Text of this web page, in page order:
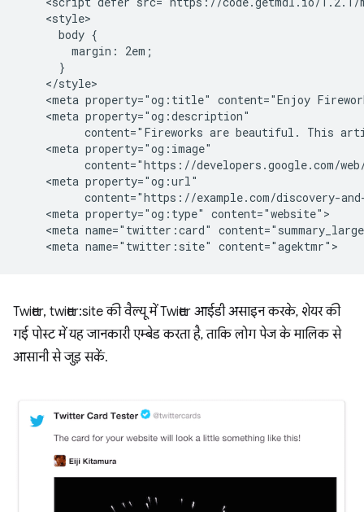
    <style>
      body {
        margin: 2em;
      }
    </style>
<meta property="og:title" content="Enjoy
    <meta property="og:description"
content="Fireworks are beautiful. This
    <meta property="og:image"
content="https://developers.google.com/
    <meta property="og:url"
content="https://example.com/discovery-
    <meta property="og:type" content="website">
<meta name="twitter:card"
Twitter, twitter:site की वैल्यू में Twitter आईडी असाइन करके, शेयर की
गई पोस्ट में यह जानकारी एम्बेड करता है, ताकि लोग पेज के मालिक से
आसानी से जुड़ सकें.